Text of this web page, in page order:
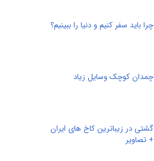
چرا باید سفر کنیم و دنیا را ببینیم؟
چمدان کوچک وسایل زیاد
گشتی در زیباترین کاخ های ایران
+ تصاویر